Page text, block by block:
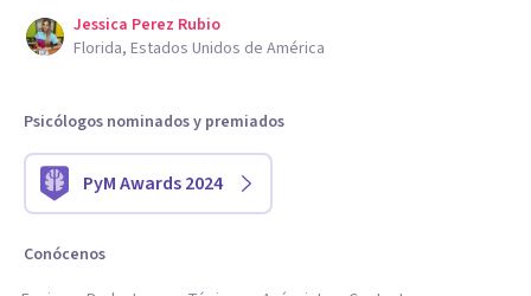
Jessica Perez Rubio
Florida, Estados Unidos de América
Psicólogos nominados y premiados
PyM Awards 2024
Conócenos